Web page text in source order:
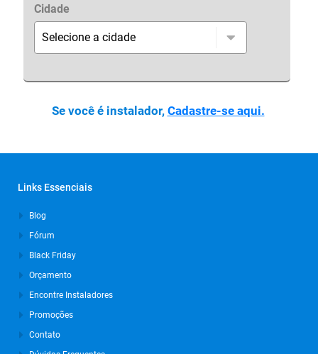
Cidade
Se você é instalador, Cadastre-se aqui.
Links Essenciais
Blog
Fórum
Black Friday
Orçamento
Encontre Instaladores
Promoções
Contato